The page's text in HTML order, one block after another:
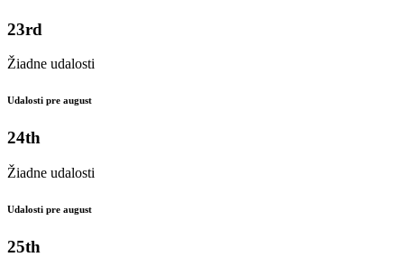
23rd
Žiadne udalosti
Udalosti pre august
24th
Žiadne udalosti
Udalosti pre august
25th